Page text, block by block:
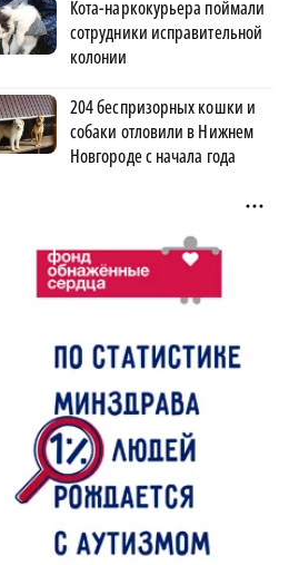
Молодежь
Нижнего
Основа
Нижегородская
поддерживает
Кота-наркокурьера поймали
сотрудники исправительной
колонии
204 беспризорных кошки и
собаки отловили в Нижнем
Новгороде с начала года